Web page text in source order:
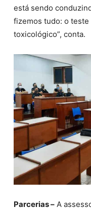
está sendo
fizemos tudo: o
toxicológico”, conta.
Parcerias – A